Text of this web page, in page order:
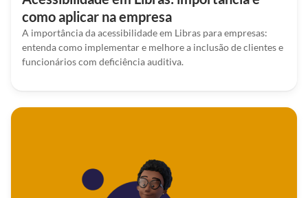
como aplicar na empresa
A importância da acessibilidade em Libras para empresas:
entenda como implementar e melhore a inclusão de clientes e
funcionários com deficiência auditiva.